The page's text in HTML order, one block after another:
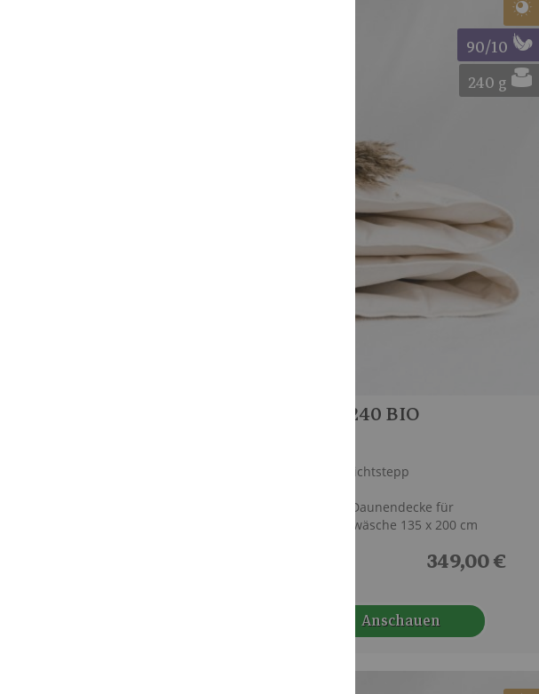
90/10
240 g
LINDEN 240 BIO
6-Kammer-Leichtstepp
Bio-Sommer-Daunendecke für
Standardbettwäsche 135 x 200 cm
349,00 €
Anschauen
Zur Wunschliste hinzufügen